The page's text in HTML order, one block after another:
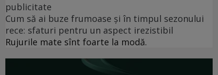
publicitate
Cum să ai buze frumoase şi în timpul sezonului
rece: sfaturi pentru un aspect irezistibil
Rujurile mate sînt foarte la modă.